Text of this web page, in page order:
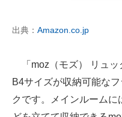
出典： Amazon.co.jp
「moz（モズ） リュッ
B4サイズが収納可能な
クです。メインルーム